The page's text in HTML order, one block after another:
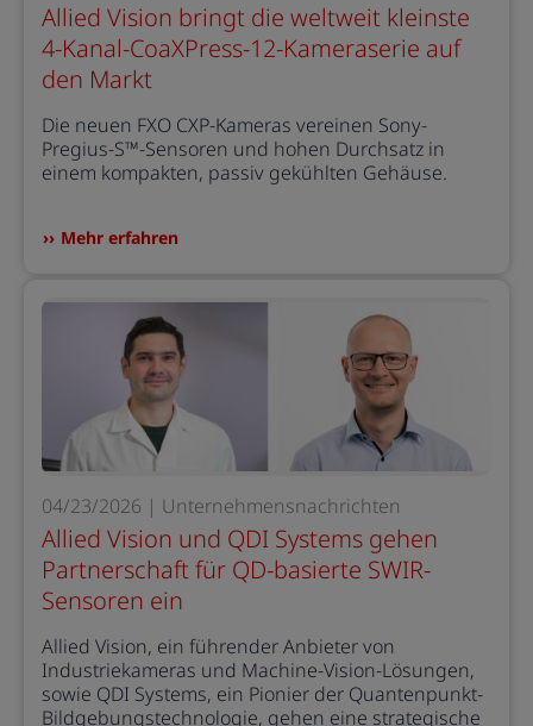
Allied Vision bringt die weltweit kleinste
4-Kanal-CoaXPress-12-Kameraserie auf
den Markt
Die neuen FXO CXP-Kameras vereinen Sony-
Pregius-S™-Sensoren und hohen Durchsatz in
einem kompakten, passiv gekühlten Gehäuse.
Mehr erfahren
04/23/2026 | Unternehmensnachrichten
Allied Vision und QDI Systems gehen
Partnerschaft für QD-basierte SWIR-
Sensoren ein
Allied Vision, ein führender Anbieter von
Industriekameras und Machine-Vision-Lösungen,
sowie QDI Systems, ein Pionier der Quantenpunkt-
Bildgebungstechnologie, gehen eine strategische